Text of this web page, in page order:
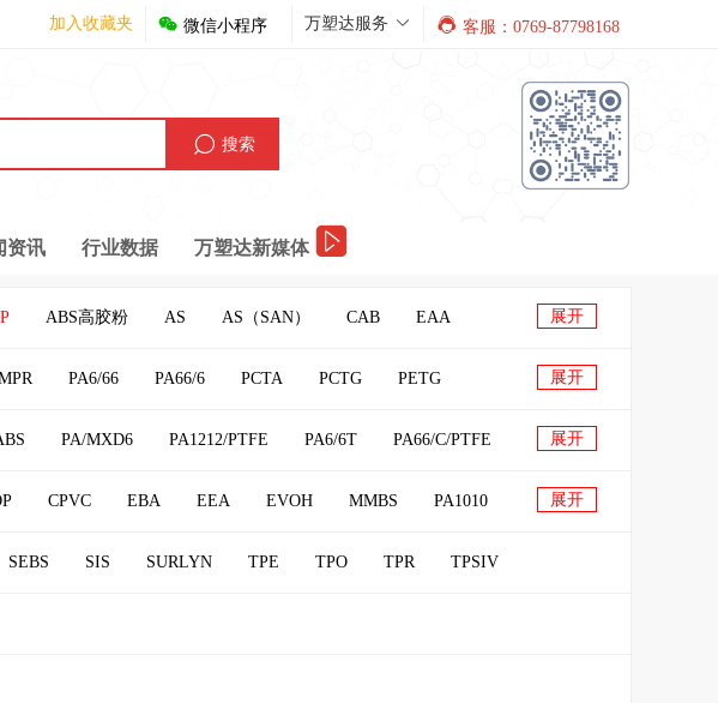
加入收藏夹 微信小程序 万塑达服务 客服：0769-87798168
搜索
资讯 行业数据 万塑达新媒体
ABS高胶粉 AS AS（SAN） CAB EAA
茂金属） PET PE蜡 PVC SBC ULDPE
展开
PA6/66 PA66/6 PCTA PCTG PETG 展开
PA/MXD6 PA1212/PTFE PA6/6T PA66/C/PTFE
CF PC/PBT PC/PET PC/PS PC/PTFE
展开
CPVC EBA EEA EVOH MMBS PA1010
PAR PARA PB-1 PBI PCT PEEK PES
展开
SEBS SIS SURLYN TPE TPO TPR TPSIV